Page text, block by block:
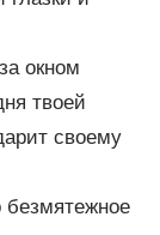
окном
твоей
своему